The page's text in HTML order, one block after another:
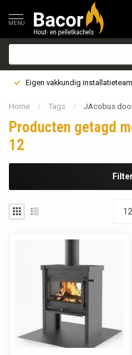
MENU
Eigen vakkundig installatieteam
Home / Tags / JAcobus
Producten getagd
12